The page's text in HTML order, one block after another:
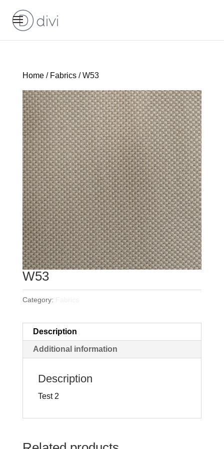
Home/ Fabrics/ W53
W53
Category:
Description
Additional information
Description
Test 2